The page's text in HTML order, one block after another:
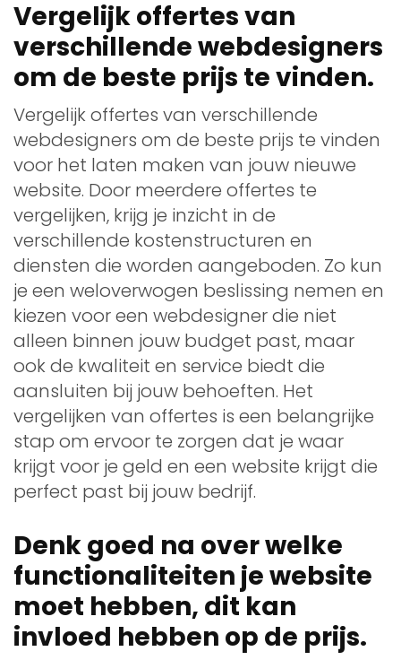
Vergelijk offertes van
verschillende webdesigners
om de beste prijs te vinden.
Vergelijk offertes van verschillende
webdesigners om de beste prijs te vinden
voor het laten maken van jouw nieuwe
website. Door meerdere offertes te
vergelijken, krijg je inzicht in de
verschillende kostenstructuren en
diensten die worden aangeboden. Zo kun
je een weloverwogen beslissing nemen en
kiezen voor een webdesigner die niet
alleen binnen jouw budget past, maar
ook de kwaliteit en service biedt die
aansluiten bij jouw behoeften. Het
vergelijken van offertes is een belangrijke
stap om ervoor te zorgen dat je waar
krijgt voor je geld en een website krijgt die
perfect past bij jouw bedrijf.
Denk goed na over welke
functionaliteiten je website
moet hebben, dit kan
invloed hebben op de prijs.